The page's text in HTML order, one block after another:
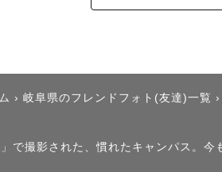
撮影への想い
- - - - - - - - - - - - - - - -
› 岐阜県のフレンドフォト(友達)一覧
撮影された、慣れたキャンパス。今